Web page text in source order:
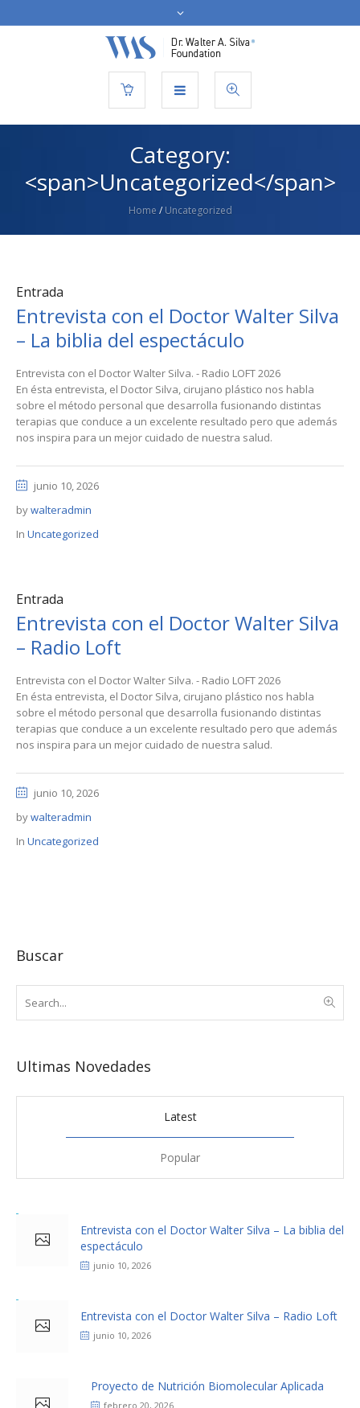
Category:
<span>Uncategorized</span>
Home / Uncategorized
Entrada
Entrevista con el Doctor Walter Silva
– La biblia del espectáculo
Entrevista con el Doctor Walter Silva. - Radio LOFT 2026
En ésta entrevista, el Doctor Silva, cirujano plástico nos habla
sobre el método personal que desarrolla fusionando distintas
terapias que conduce a un excelente resultado pero que además
nos inspira para un mejor cuidado de nuestra salud.
junio 10, 2026
bywalteradmin
In Uncategorized
Entrada
Entrevista con el Doctor Walter Silva
– Radio Loft
Entrevista con el Doctor Walter Silva. - Radio LOFT 2026
En ésta entrevista, el Doctor Silva, cirujano plástico nos habla
sobre el método personal que desarrolla fusionando distintas
terapias que conduce a un excelente resultado pero que además
nos inspira para un mejor cuidado de nuestra salud.
junio 10, 2026
bywalteradmin
In Uncategorized
Buscar
Ultimas Novedades
Latest
Popular
Entrevista con el Doctor Walter Silva – La biblia del
espectáculo
junio 10, 2026
Entrevista con el Doctor Walter Silva – Radio Loft
junio 10, 2026
Proyecto de Nutrición Biomolecular Aplicada
febrero 20, 2026